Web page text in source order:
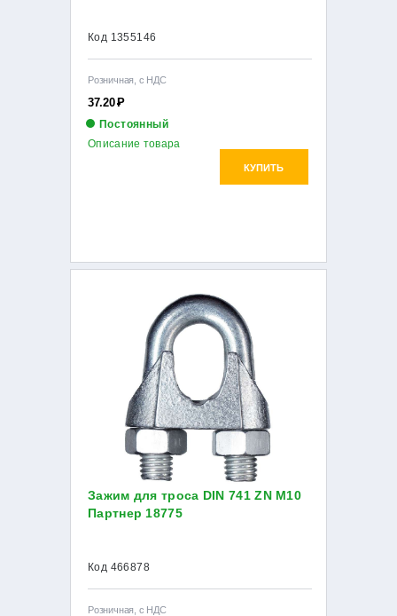
Код 1355146
Розничная, с НДС
37.20Р
Постоянный
КУПИТЬ
Описание товара
Зажим для троса DIN 741 ZN М10
Партнер 18775
Код 466878
Розничная, с НДС